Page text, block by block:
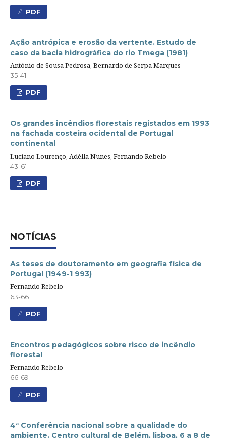
PDF
Ação antrópica e erosão da vertente. Estudo de
caso da bacia hidrográfica do rio Tmega (1981)
António de Sousa Pedrosa, Bernardo de Serpa Marques
35-41
PDF
Os grandes incêndios florestais registados em 1993
na fachada costeira ocidental de Portugal
continental
Luciano Lourenço, Adélla Nunes, Fernando Rebelo
43-61
PDF
NOTÍCIAS
As teses de doutoramento em geografia física de
Portugal (1949-1 993)
Fernando Rebelo
63-66
PDF
Encontros pedagógicos sobre risco de incêndio
florestal
Fernando Rebelo
66-69
PDF
4ª Conferência nacional sobre a qualidade do
ambiente. Centro cultural de Belém, lisboa, 6 a 8 de